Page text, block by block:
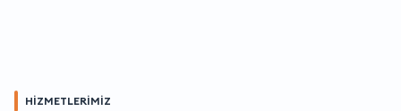
HİZMETLERİMİZ